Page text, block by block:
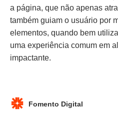
a página, que não apenas
também guiam o usuário por
elementos, quando bem
uma experiência comum em
impactante.
Fomento Digital